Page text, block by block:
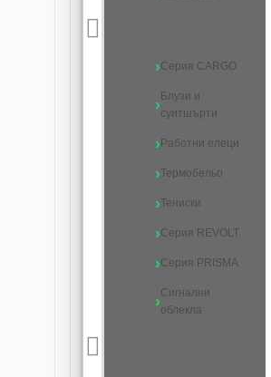
Серия CARGO
Блузи и
суитшърти
Работни елеци
Термобельо
Тениски
Серия REVOLT
Серия PRISMA
Сигнални
облекла